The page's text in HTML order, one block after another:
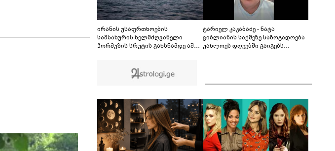
00:40
"პატარძლის ნაცვლად დედა" - ვიდეო
ჯვრისწერის ცერემონიიდან, რომელიც
ნახვების რეკორდს ხსნის
ირანის უსაფრთხოების
სამსახურის ხელმძღვანელი
ჰორმუზის სრუტის გახსნამდე აშშ-ს
ტარიელ კაკაბაძე - ნატა
ვიბლიანის საქმეზე საზოგადოება
უახლოეს დღეებში გაიგებს